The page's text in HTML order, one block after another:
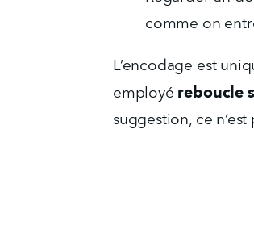
comme on
L’encodage est
employé reboucle
suggestion, ce